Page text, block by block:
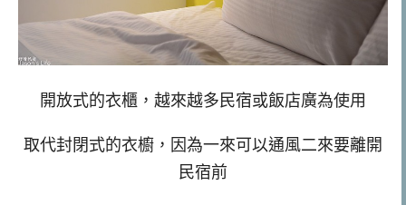
開放式的衣櫃，越來越多民宿或飯店廣為使用
取代封閉式的衣櫥，因為一來可以通風二來要離開
民宿前